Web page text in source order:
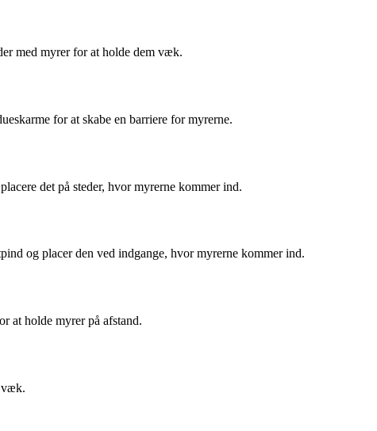
med myrer for at holde dem væk.
for at skabe en barriere for myrerne.
det på steder, hvor myrerne kommer ind.
og placer den ved indgange, hvor myrerne kommer ind.
at holde myrer på afstand.
væk.